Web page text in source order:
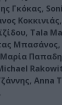
Γκόκας,
Tala
Anna
.